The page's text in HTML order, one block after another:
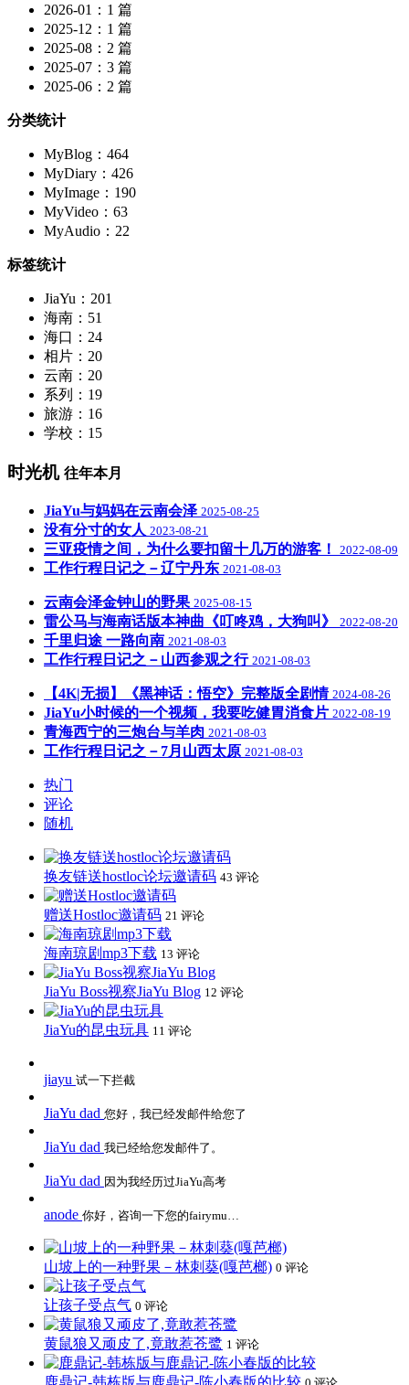
2026-01：1 篇
2025-12：1 篇
2025-08：2 篇
2025-07：3 篇
2025-06：2 篇
分类统计
MyBlog：464
MyDiary：426
MyImage：190
MyVideo：63
MyAudio：22
标签统计
JiaYu：201
海南：51
海口：24
相片：20
云南：20
系列：19
旅游：16
学校：15
时光机 往年本月
JiaYu与妈妈在云南会泽 2025-08-25
没有分寸的女人 2023-08-21
三亚疫情之间，为什么要扣留十几万的游客！ 2022-08-09
工作行程日记之－辽宁丹东 2021-08-03
云南会泽金钟山的野果 2025-08-15
雷公马与海南话版本神曲《叮咚鸡，大狗叫》 2022-08-20
千里归途 一路向南 2021-08-03
工作行程日记之－山西参观之行 2021-08-03
【4K|无损】《黑神话：悟空》完整版全剧情 2024-08-26
JiaYu小时候的一个视频，我要吃健胃消食片 2022-08-19
青海西宁的三炮台与羊肉 2021-08-03
工作行程日记之－7月山西太原 2021-08-03
热门
评论
随机
换友链送hostloc论坛邀请码 43 评论
赠送Hostloc邀请码 21 评论
海南琼剧mp3下载 13 评论
JiaYu Boss视察JiaYu Blog 12 评论
JiaYu的昆虫玩具 11 评论
jiayu 试一下拦截
JiaYu dad 您好，我已经发邮件给您了
JiaYu dad 我已经给您发邮件了。
JiaYu dad 因为我经历过JiaYu高考
anode 你好，咨询一下您的fairymu…
山坡上的一种野果－林刺葵(嘎芭榔) 0 评论
让孩子受点气 0 评论
黄鼠狼又顽皮了,竟敢惹苍鹭 1 评论
鹿鼎记-韩栋版与鹿鼎记-陈小春版的比较